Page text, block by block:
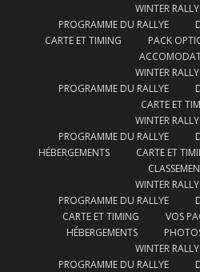
WINTER
PROGRAMME DU RALLYE
CARTE ET TIMING
PACK
WINTER
PROGRAMME DU RALLYE
CARTE ET
WINTER
PROGRAMME DU RALLYE
HÉBERGEMENTS
CARTE ET
WINTER
PROGRAMME DU RALLYE
CARTE ET TIMING
VOS
HÉBERGEMENTS
WINTER
PROGRAMME DU RALLYE